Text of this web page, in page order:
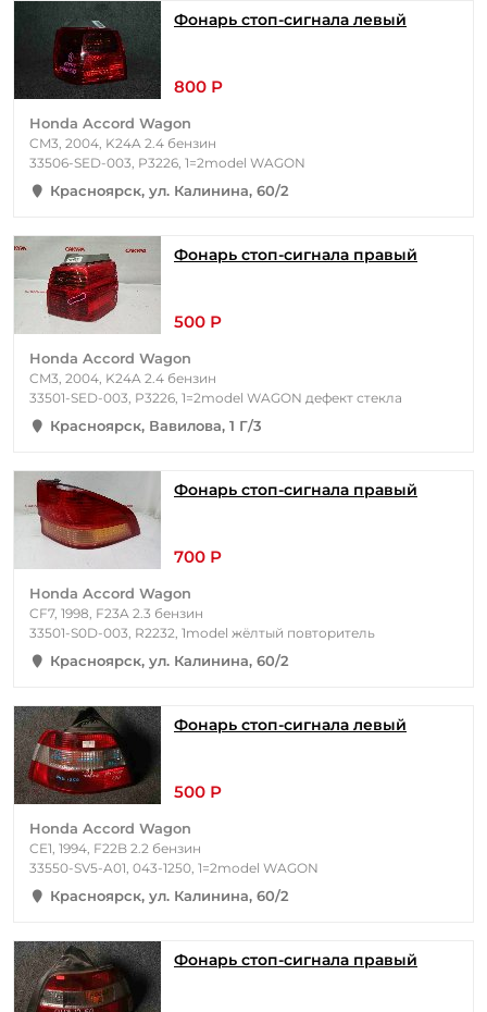
Фонарь стоп-сигнала левый
800 Р
Honda Accord Wagon
CM3, 2004, K24A 2.4 бензин
33506-SED-003, P3226, 1=2model WAGON
Красноярск, ул. Калинина, 60/2
Фонарь стоп-сигнала правый
500 Р
Honda Accord Wagon
CM3, 2004, K24A 2.4 бензин
33501-SED-003, P3226, 1=2model WAGON дефект стекла
Красноярск, Вавилова, 1 Г/3
Фонарь стоп-сигнала правый
700 Р
Honda Accord Wagon
CF7, 1998, F23A 2.3 бензин
33501-S0D-003, R2232, 1model жёлтый повторитель
Красноярск, ул. Калинина, 60/2
Фонарь стоп-сигнала левый
500 Р
Honda Accord Wagon
CE1, 1994, F22B 2.2 бензин
33550-SV5-A01, 043-1250, 1=2model WAGON
Красноярск, ул. Калинина, 60/2
Фонарь стоп-сигнала правый